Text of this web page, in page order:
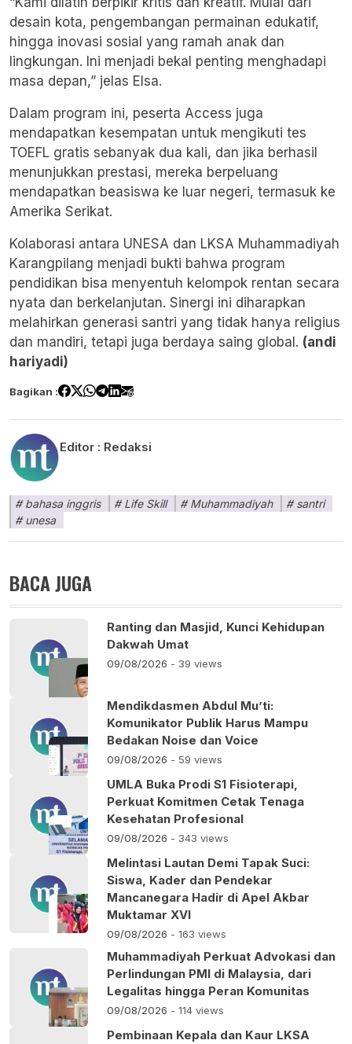
desain kota, pengembangan permainan edukatif,
hingga inovasi sosial yang ramah anak dan
lingkungan. Ini menjadi bekal penting menghadapi
masa depan,” jelas Elsa.
Dalam program ini, peserta Access juga
mendapatkan kesempatan untuk mengikuti tes
TOEFL gratis sebanyak dua kali, dan jika berhasil
menunjukkan prestasi, mereka berpeluang
mendapatkan beasiswa ke luar negeri, termasuk ke
Amerika Serikat.
Kolaborasi antara UNESA dan LKSA Muhammadiyah
Karangpilang menjadi bukti bahwa program
pendidikan bisa menyentuh kelompok rentan secara
nyata dan berkelanjutan. Sinergi ini diharapkan
melahirkan generasi santri yang tidak hanya religius
dan mandiri, tetapi juga berdaya saing global. (andi
hariyadi)
Bagikan :
Editor : Redaksi
bahasa inggris Life Skill Muhammadiyah
santri
unesa
BACA JUGA
Ranting dan Masjid, Kunci Kehidupan
Dakwah Umat
09/08/2026 - 39 views
Mendikdasmen Abdul Mu’ti:
Komunikator Publik Harus Mampu
Bedakan Noise dan Voice
09/08/2026 - 59 views
UMLA Buka Prodi S1 Fisioterapi,
Perkuat Komitmen Cetak Tenaga
Kesehatan Profesional
09/08/2026 - 343 views
Melintasi Lautan Demi Tapak Suci:
Siswa, Kader dan Pendekar
Mancanegara Hadir di Apel Akbar
Muktamar XVI
09/08/2026 - 163 views
Muhammadiyah Perkuat Advokasi dan
Perlindungan PMI di Malaysia, dari
Legalitas hingga Peran Komunitas
09/08/2026 - 114 views
Pembinaan Kepala dan Kaur LKSA